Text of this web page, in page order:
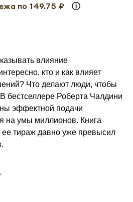
по 149.75 ₽
влияние
кто и как влияет
Что делают люди, чтобы
бестселлере Роберта Чалдини
эффектной подачи
на умы миллионов. Книга
тираж давно уже превысил